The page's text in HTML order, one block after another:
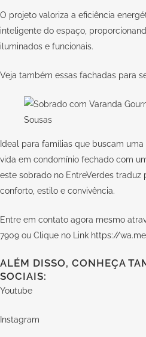
O projeto valoriza a eficiência
inteligente do espaço,
iluminados e funcionais.
Veja também essas fachadas para
Ideal para famílias que buscam
vida em condomínio fechado com
este sobrado no EntreVerdes
conforto, estilo e convivência.
Entre em contato agora mesmo
7909 ou Clique no Link https://
ALÉM DISSO, CONHEÇA
SOCIAIS:
Youtube
Instagram